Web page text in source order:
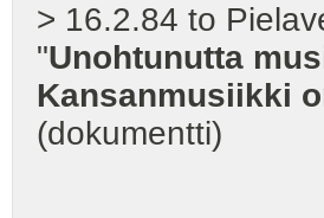
> 16.2.84 to
"Unohtunutta
Kansanmusiikki
(dokumentti)